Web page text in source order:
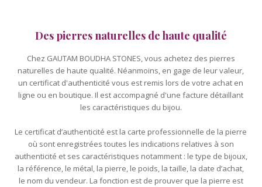
Des pierres naturelles de haute qualité
Chez GAUTAM BOUDHA STONES, vous achetez des pierres
naturelles de haute qualité. Néanmoins, en gage de leur valeur,
un certificat d'authenticité vous est remis lors de votre achat en
ligne ou en boutique. Il est accompagné d'une facture détaillant
les caractéristiques du bijou.
Le certificat d’authenticité est la carte professionnelle de la pierre
où sont enregistrées toutes les indications relatives à son
authenticité et ses caractéristiques notamment : le type de bijoux,
la référence, le métal, la pierre, le poids, la taille, la date d’achat,
le nom du vendeur. La fonction est de prouver que la pierre est